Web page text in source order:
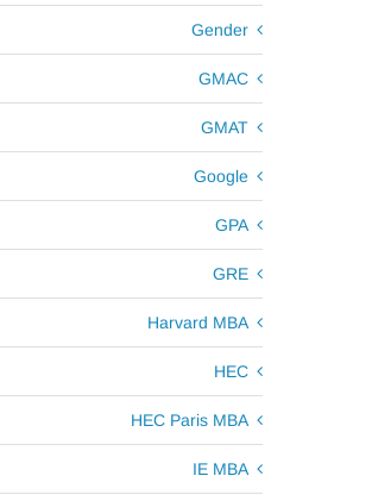
Gender
GMAC
GMAT
Google
GPA
GRE
Harvard MBA
HEC
HEC Paris MBA
IE MBA